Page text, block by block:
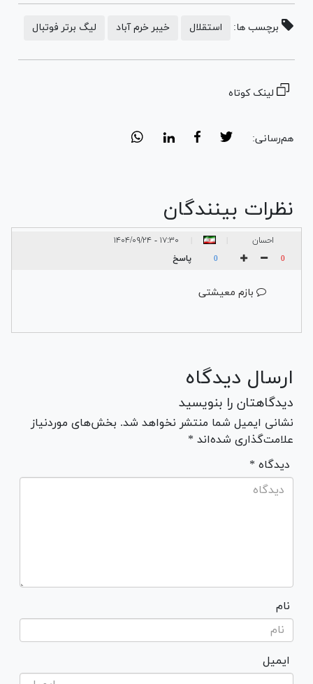
برچسب ها: استقلال خیبر خرم آباد لیگ برتر فوتبال
لینک کوتاه
هم‌رسانی:
نظرات بینندگان
احسان ۱۷:۳۰ - ۱۴۰۴/۰۹/۲۴
0
0 پاسخ
بازم معیشتی
ارسال دیدگاه
دیدگاهتان را بنویسید
نشانی ایمیل شما منتشر نخواهد شد. بخش‌های موردنیاز
علامت‌گذاری شده‌اند *
* دیدگاه
نام
ایمیل